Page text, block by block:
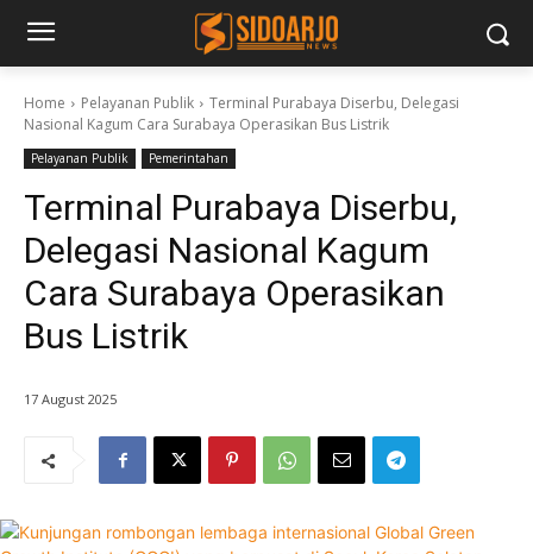
Home Pelayanan Publik
Terminal Purabaya Diserbu, Delegasi
Nasional Kagum Cara Surabaya Operasikan Bus Listrik
Pelayanan Publik Pemerintahan
Terminal Purabaya Diserbu,
Delegasi Nasional Kagum
Cara Surabaya Operasikan
Bus Listrik
17 August 2025